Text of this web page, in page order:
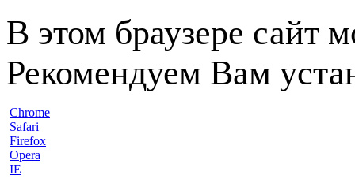
В этом браузере сайт
Рекомендуем Вам
Chrome
Safari
Firefox
Opera
IE